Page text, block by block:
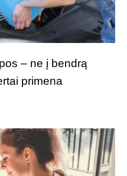
– ne į bendrą
primena